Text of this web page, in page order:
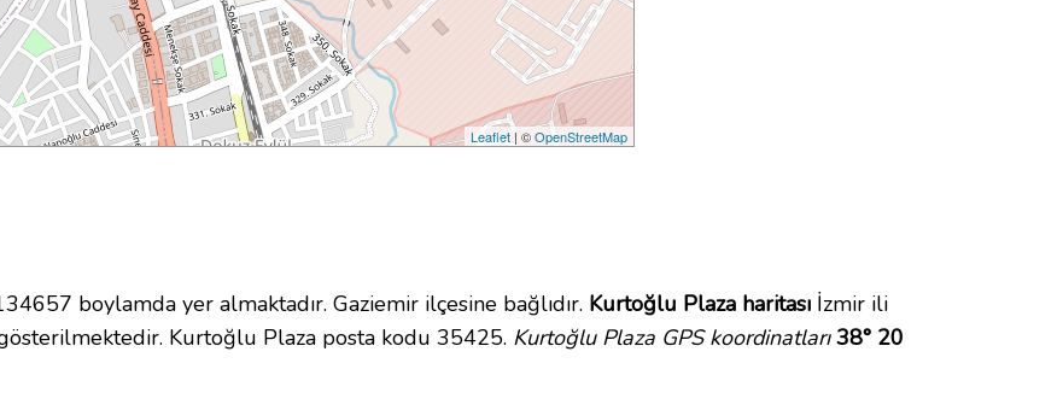
Leaflet | ©OpenStreetMap
boylamda yer almaktadır. Gaziemir ilçesine bağlıdır. Kurtoğlu Plaza haritası İzmir ili
Kurtoğlu Plaza posta kodu 35425. Kurtoğlu Plaza GPS koordinatları 38° 20